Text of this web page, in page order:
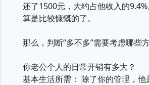
还了1500元，大约占他收入的
算是比较慷慨的了。
那么，判断“多不多”需要考虑哪些
你老公个人的日常开销有多大？
基本生活所需： 除了你的管理，他